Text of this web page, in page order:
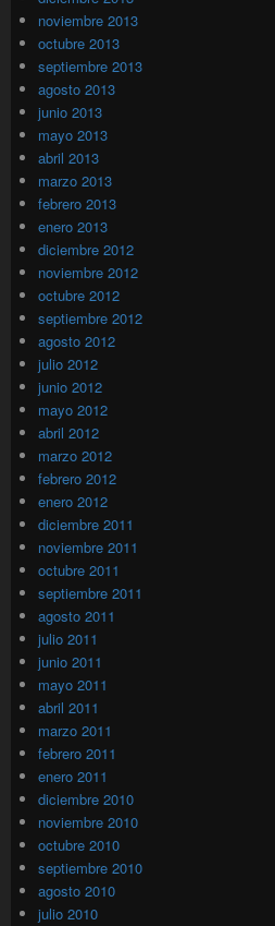
noviembre 2013
octubre 2013
septiembre 2013
agosto 2013
junio 2013
mayo 2013
abril 2013
marzo 2013
febrero 2013
enero 2013
diciembre 2012
noviembre 2012
octubre 2012
septiembre 2012
agosto 2012
julio 2012
junio 2012
mayo 2012
abril 2012
marzo 2012
febrero 2012
enero 2012
diciembre 2011
noviembre 2011
octubre 2011
septiembre 2011
agosto 2011
julio 2011
junio 2011
mayo 2011
abril 2011
marzo 2011
febrero 2011
enero 2011
diciembre 2010
noviembre 2010
octubre 2010
septiembre 2010
agosto 2010
julio 2010